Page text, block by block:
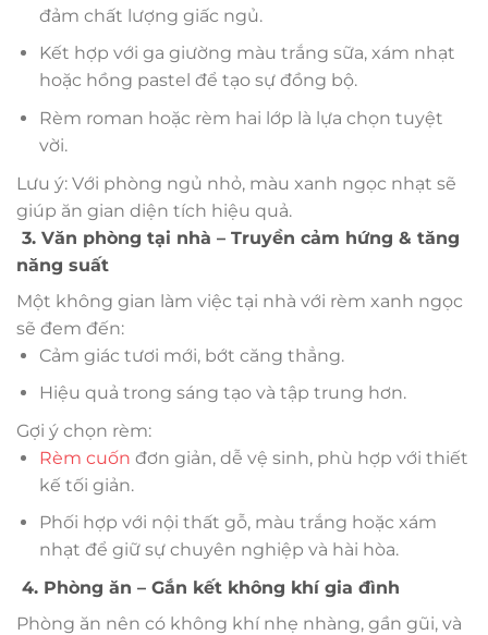
đảm chất lượng giấc ngủ.
Kết hợp với ga giường màu trắng sữa, xám nhạt
hoặc hồng pastel để tạo sự đồng bộ.
Rèm roman hoặc rèm hai lớp là lựa chọn tuyệt
vời.
Lưu ý: Với phòng ngủ nhỏ, màu xanh ngọc nhạt sẽ
giúp ăn gian diện tích hiệu quả.
3. Văn phòng tại nhà – Truyền cảm hứng & tăng
năng suất
Một không gian làm việc tại nhà với rèm xanh ngọc
sẽ đem đến:
Cảm giác tươi mới, bớt căng thẳng.
Hiệu quả trong sáng tạo và tập trung hơn.
Gợi ý chọn rèm:
Rèm cuốn đơn giản, dễ vệ sinh, phù hợp với thiết
kế tối giản.
Phối hợp với nội thất gỗ, màu trắng hoặc xám
nhạt để giữ sự chuyên nghiệp và hài hòa.
4. Phòng ăn – Gắn kết không khí gia đình
Phòng ăn nên có không khí nhẹ nhàng, gần gũi, và